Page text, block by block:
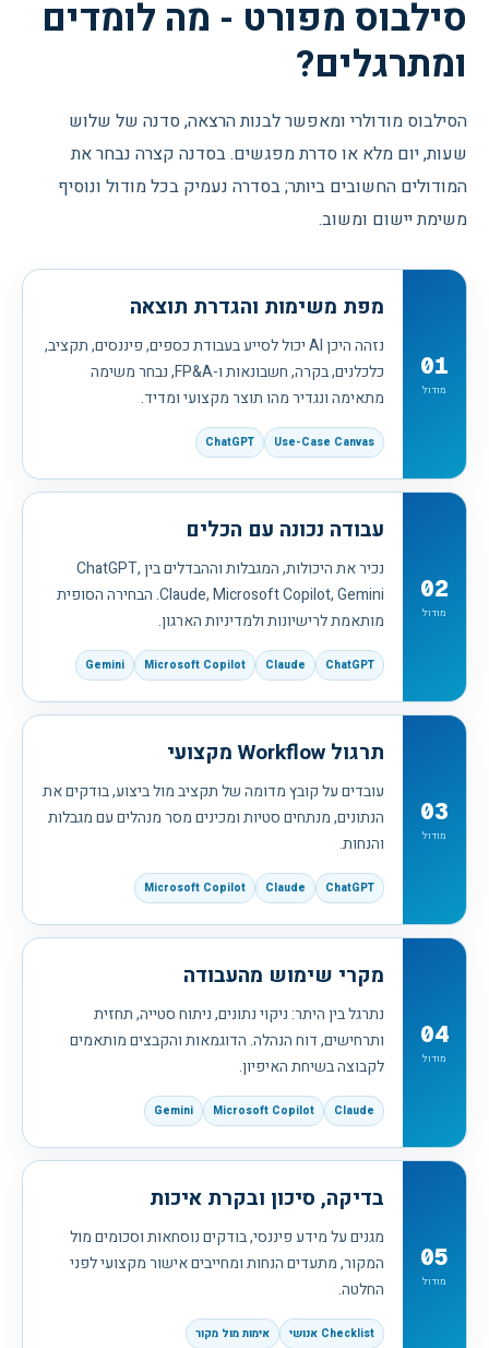
סילבוס מפורט - מה לומדים
ומתרגלים?
הסילבוס מודולרי ומאפשר לבנות הרצאה, סדנה של שלוש
שעות, יום מלא או סדרת מפגשים. בסדנה קצרה נבחר את
המודולים החשובים ביותר; בסדרה נעמיק בכל מודול ונוסיף
משימת יישום ומשוב.
01
מודול
מפת משימות והגדרת תוצאה
נזהה היכן AI יכול לסייע בעבודת כספים, פיננסים, תקציב,
כלכלנים, בקרה, חשבונאות ו-FP&A, נבחר משימה
מתאימה ונגדיר מהו תוצר מקצועי ומדיד.
Use-Case Canvas
ChatGPT
02
מודול
עבודה נכונה עם הכלים
נכיר את היכולות, המגבלות וההבדלים בין ChatGPT,
Claude, Microsoft Copilot, Gemini. הבחירה הסופית
מותאמת לרישיונות ולמדיניות הארגון.
ChatGPT
Claude
Microsoft Copilot
Gemini
03
מודול
תרגול Workflow מקצועי
עובדים על קובץ מדומה של תקציב מול ביצוע, בודקים את
הנתונים, מנתחים סטיות ומכינים מסר מנהלים עם מגבלות
והנחות.
ChatGPT
Claude
Microsoft Copilot
04
מודול
מקרי שימוש מהעבודה
נתרגל בין היתר: ניקוי נתונים, ניתוח סטייה, תחזית
ותרחישים, דוח הנהלה. הדוגמאות והקבצים מותאמים
לקבוצה בשיחת האיפיון.
Claude
Microsoft Copilot
Gemini
05
מודול
בדיקה, סיכון ובקרת איכות
מגנים על מידע פיננסי, בודקים נוסחאות וסכומים מול
המקור, מתעדים הנחות ומחייבים אישור מקצועי לפני
החלטה.
Checklist אנושי אימות מול מקור